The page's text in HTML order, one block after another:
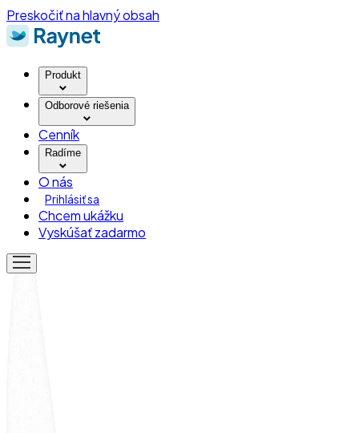
Preskočiť na hlavný obsah
Produkt
Odborové riešenia
Cenník
Radíme
O nás
Prihlásiť sa
Chcem ukážku
Vyskúšať zadarmo